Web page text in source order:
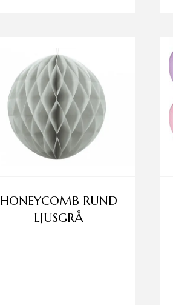
HONEYCOMB RUND
LJUSGRÅ